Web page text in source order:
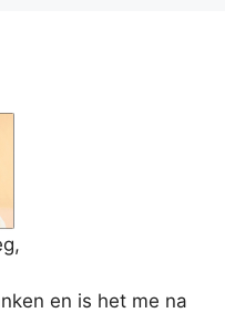
en is het me na